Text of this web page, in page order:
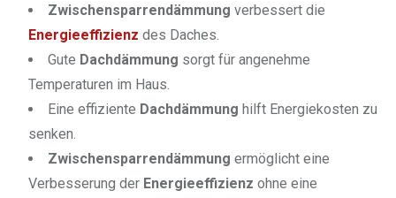
Zwischensparrendämmung verbessert die
Energieeffizienz des Daches.
Gute Dachdämmung sorgt für angenehme
Temperaturen im Haus.
Eine effiziente Dachdämmung hilft Energiekosten zu
senken.
Zwischensparrendämmung ermöglicht eine
Verbesserung der Energieeffizienz ohne eine